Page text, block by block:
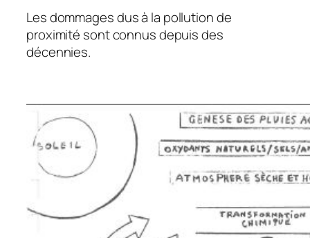
Les dommages dus à la pollution de
proximité sont connus depuis des
décennies.